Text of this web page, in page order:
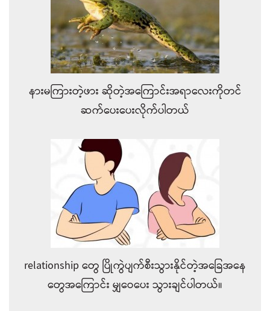
နားမကြားတဲ့ဖား ဆိုတဲ့အကြောင်းအရာလေးကိုတင်
ဆက်ပေးပေးလိုက်ပါတယ်
relationship တွေ ပြိုကွဲပျက်စီးသွားနိုင်တဲ့အခြေအနေ
တွေအကြောင်း မျှဝေပေး သွားချင်ပါတယ်။